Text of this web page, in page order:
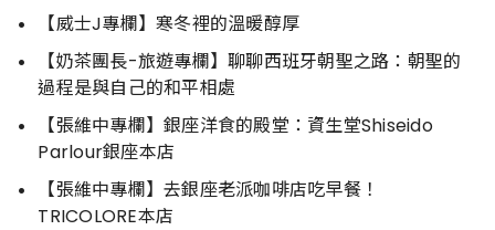
【威士J專欄】寒冬裡的溫暖醇厚
【奶茶團長-旅遊專欄】聊聊西班牙朝聖之路：朝聖的
過程是與自己的和平相處
【張維中專欄】銀座洋食的殿堂：資生堂Shiseido
Parlour銀座本店
【張維中專欄】去銀座老派咖啡店吃早餐！
TRICOLORE本店